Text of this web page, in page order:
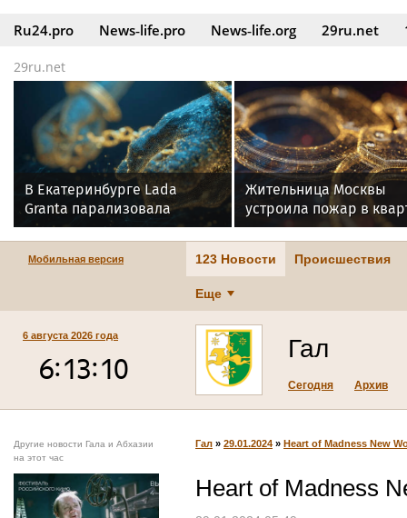
Ru24.pro News‑life.pro News‑life.org 29ru.net
29ru.net
В Екатеринбурге Lada
Granta парализовала
движение на Амундсена
Жительница Москвы
устроила пожар в
после отказа суда
Мобильная версия 123 Новости Происшествия
Еще
6 августа 2026 года Гал
Сегодня Архив
Другие новости Гала и Абхазии
на этот час
Гал » 29.01.2024 » Heart of Madness New
Heart of Madness